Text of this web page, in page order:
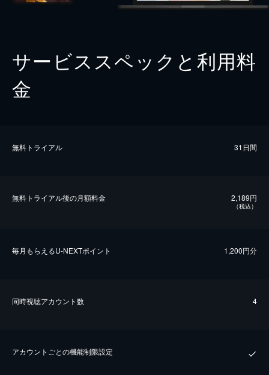
サービススペックと利用料
金
無料トライアル 31日間
無料トライアル後の⽉額料金 2,189円
（税込）
毎⽉もらえるU-NEXTポイント 1,200円分
同時視聴アカウント数 4
アカウントごとの機能制限設定